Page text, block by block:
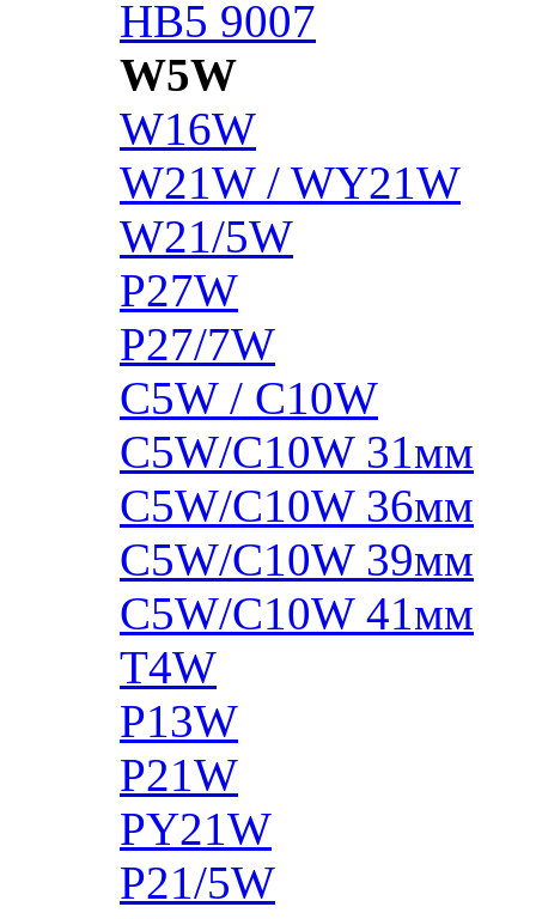
HB5 9007
W5W
W16W
W21W / WY21W
W21/5W
P27W
P27/7W
C5W / C10W
C5W/C10W 31мм
C5W/C10W 36мм
C5W/C10W 39мм
C5W/C10W 41мм
T4W
P13W
P21W
PY21W
P21/5W